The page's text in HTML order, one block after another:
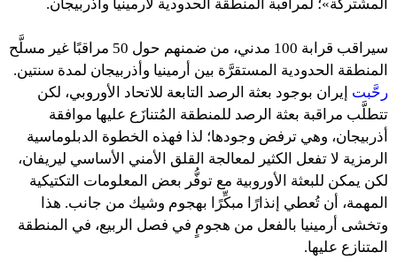
المشتركة»؛ لمراقبة المنطقة الحدودية لأرمينيا وأذربيجان.
سيراقب قرابة 100 مدني، من ضمنهم حول 50 مراقبًا غير مسلَّح
المنطقة الحدودية المستقرَّة بين أرمينيا وأذربيجان لمدة سنتين.
رحَّبت إيران بوجود بعثة الرصد التابعة للاتحاد الأوروبي، لكن
تتطلَّب مراقبة بعثة الرصد للمنطقة المُتنازَع عليها موافقة
أذربيجان، وهي ترفض وجودها؛ لذا فهذه الخطوة الدبلوماسية
الرمزية لا تفعل الكثير لمعالجة القلق الأمني الأساسي ليريفان،
لكن يمكن للبعثة الأوروبية مع توفُّر بعض المعلومات التكتيكية
المهمة، أن تُعطي إنذارًا مبكِّرًا بهجوم وشيك من جانب. هذا
وتخشى أرمينيا بالفعل من هجومٍ في فصل الربيع، في المنطقة
المتنازع عليها.